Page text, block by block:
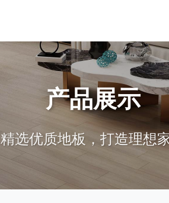
产品展示
精选优质地板，打造理想